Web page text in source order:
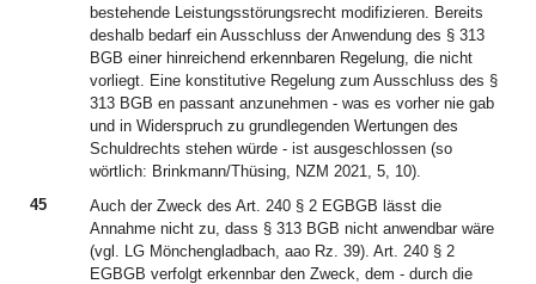
bestehende Leistungsstörungsrecht modifizieren. Bereits
deshalb bedarf ein Ausschluss der Anwendung des § 313
BGB einer hinreichend erkennbaren Regelung, die nicht
vorliegt. Eine konstitutive Regelung zum Ausschluss des §
313 BGB en passant anzunehmen - was es vorher nie gab
und in Widerspruch zu grundlegenden Wertungen des
Schuldrechts stehen würde - ist ausgeschlossen (so
wörtlich: Brinkmann/Thüsing, NZM 2021, 5, 10).
45
Auch der Zweck des Art. 240 § 2 EGBGB lässt die
Annahme nicht zu, dass § 313 BGB nicht anwendbar wäre
(vgl. LG Mönchengladbach, aao Rz. 39). Art. 240 § 2
EGBGB verfolgt erkennbar den Zweck, dem - durch die